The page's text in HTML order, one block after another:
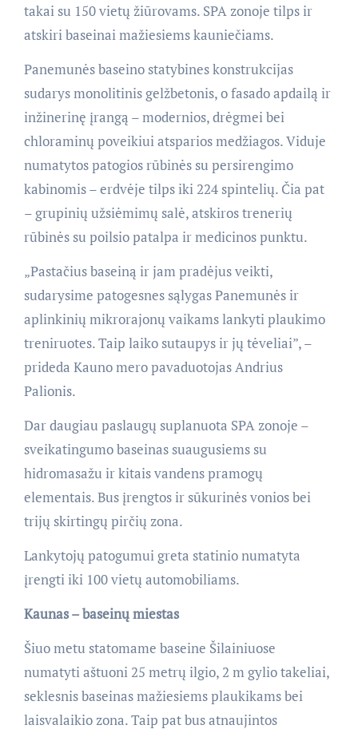
takai su 150 vietų žiūrovams. SPA zonoje tilps ir
atskiri baseinai mažiesiems kauniečiams.
Panemunės baseino statybines konstrukcijas
sudarys monolitinis gelžbetonis, o fasado apdailą ir
inžinerinę įrangą – modernios, drėgmei bei
chloraminų poveikiui atsparios medžiagos. Viduje
numatytos patogios rūbinės su persirengimo
kabinomis – erdvėje tilps iki 224 spintelių. Čia pat
– grupinių užsiėmimų salė, atskiros trenerių
rūbinės su poilsio patalpa ir medicinos punktu.
„Pastačius baseiną ir jam pradėjus veikti,
sudarysime patogesnes sąlygas Panemunės ir
aplinkinių mikrorajonų vaikams lankyti plaukimo
treniruotes. Taip laiko sutaupys ir jų tėveliai”, –
prideda Kauno mero pavaduotojas Andrius
Palionis.
Dar daugiau paslaugų suplanuota SPA zonoje –
sveikatingumo baseinas suaugusiems su
hidromasažu ir kitais vandens pramogų
elementais. Bus įrengtos ir sūkurinės vonios bei
trijų skirtingų pirčių zona.
Lankytojų patogumui greta statinio numatyta
įrengti iki 100 vietų automobiliams.
Kaunas – baseinų miestas
Šiuo metu statomame baseine Šilainiuose
numatyti aštuoni 25 metrų ilgio, 2 m gylio takeliai,
seklesnis baseinas mažiesiems plaukikams bei
laisvalaikio zona. Taip pat bus atnaujintos